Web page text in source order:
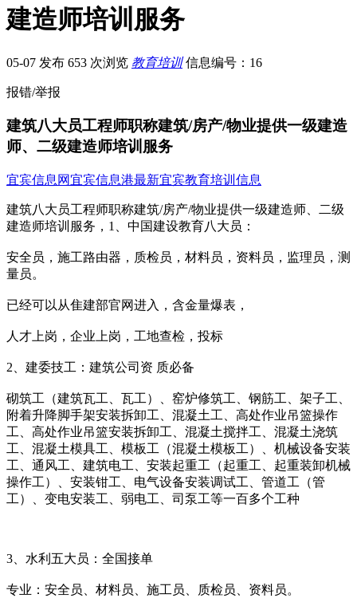
建造师培训服务
05-07 发布 653 次浏览 教育培训 信息编号：16
报错/举报
建筑八大员工程师职称建筑/房产/物业提供一级建造
师、二级建造师培训服务
宜宾信息网宜宾信息港最新宜宾教育培训信息
建筑八大员工程师职称建筑/房产/物业提供一级建造师、二级
建造师培训服务，1、中国建设教育八大员：
安全员，施工路由器，质检员，材料员，资料员，监理员，测
量员。
已经可以从隹建部官网进入，含金量爆表，
人才上岗，企业上岗，工地查检，投标
2、建委技工：建筑公司资 质必备
砌筑工（建筑瓦工、瓦工）、窑炉修筑工、钢筋工、架子工、
附着升降脚手架安装拆卸工、混凝土工、高处作业吊篮操作
工、高处作业吊篮安装拆卸工、混凝土搅拌工、混凝土浇筑
工、混凝土模具工、模板工（混凝土模板工）、机械设备安装
工、通风工、建筑电工、安装起重工（起重工、起重装卸机械
操作工）、安装钳工、电气设备安装调试工、管道工（管
工）、变电安装工、弱电工、司泵工等一百多个工种
3、水利五大员：全国接单
专业：安全员、材料员、施工员、质检员、资料员。